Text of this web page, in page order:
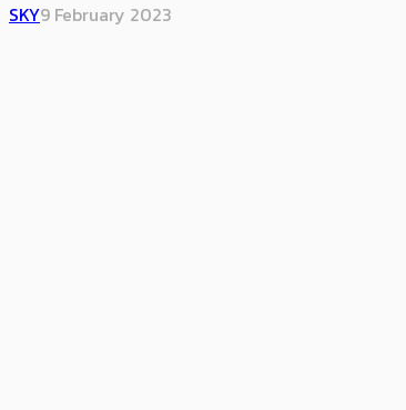
SKY9 February 2023